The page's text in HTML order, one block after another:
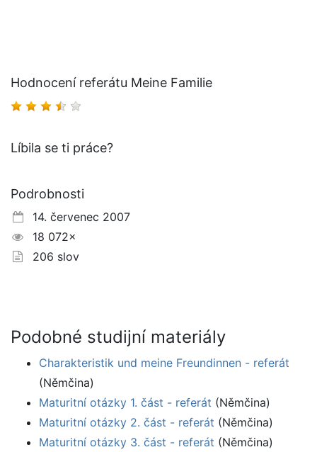
Hodnocení referátu Meine Familie
Líbila se ti práce?
Podrobnosti
14. červenec 2007
18 072×
206 slov
Podobné studijní materiály
Charakteristik und meine Freundinnen - referát
(Němčina)
Maturitní otázky 1. část - referát (Němčina)
Maturitní otázky 2. část - referát (Němčina)
Maturitní otázky 3. část - referát (Němčina)